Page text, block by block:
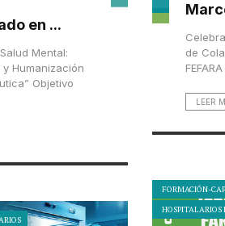
de
LEER
en ...
Mental:
Humanización
Objetivo
FORMACIÓN-
HOSPITALARIOS